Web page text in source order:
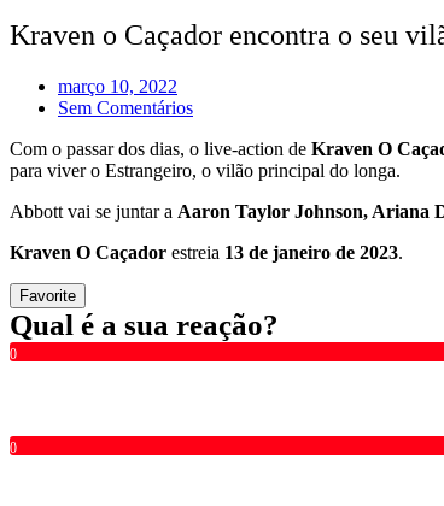
Kraven o Caçador encontra o seu
março 10, 2022
Sem Comentários
Com o passar dos dias, o live-action de Kraven O
para viver o Estrangeiro, o vilão principal do longa.
Abbott vai se juntar a Aaron Taylor Johnson, Ariana
Kraven O Caçador estreia 13 de janeiro de 2023.
Favorite
Qual é a sua reação?
0
0